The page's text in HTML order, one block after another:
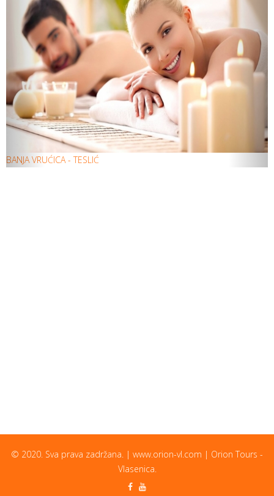
BANJA VRUĆICA - TESLIĆ
© 2020. Sva prava zadržana. | www.orion-vl.com | Orion Tours -
Vlasenica.